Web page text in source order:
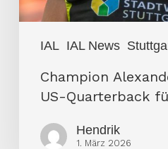
IAL IAL News
Stallions
Champion
US-Quarterback
Hendrik
1. März 2026